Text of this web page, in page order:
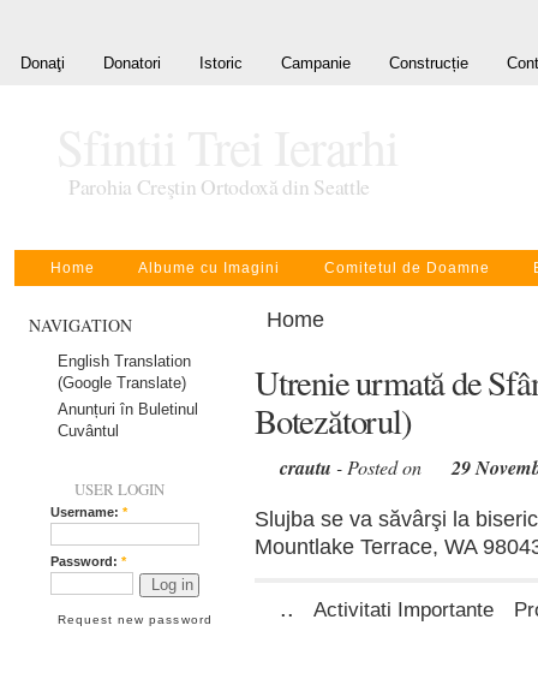
Donaţi Donatori Istoric Campanie Construcție
Parohia Creştin Ortodoxă din Seattle
Home Albume cu Imagini Comitetul de Doamne
NAVIGATION
English Translation
(Google Translate)
Anunțuri în Buletinul
Cuvântul
USER LOGIN
Username: *
Password: *
Request new password
Home
Utrenie urmată de
Botezătorul)
crautu - Posted on 29
Slujba se va săvârşi la
Mountlake Terrace, WA
.. Activitati Importante